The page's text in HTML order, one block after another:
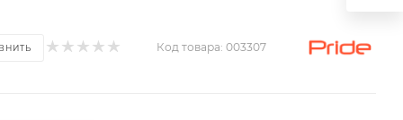
Код товара: 003307